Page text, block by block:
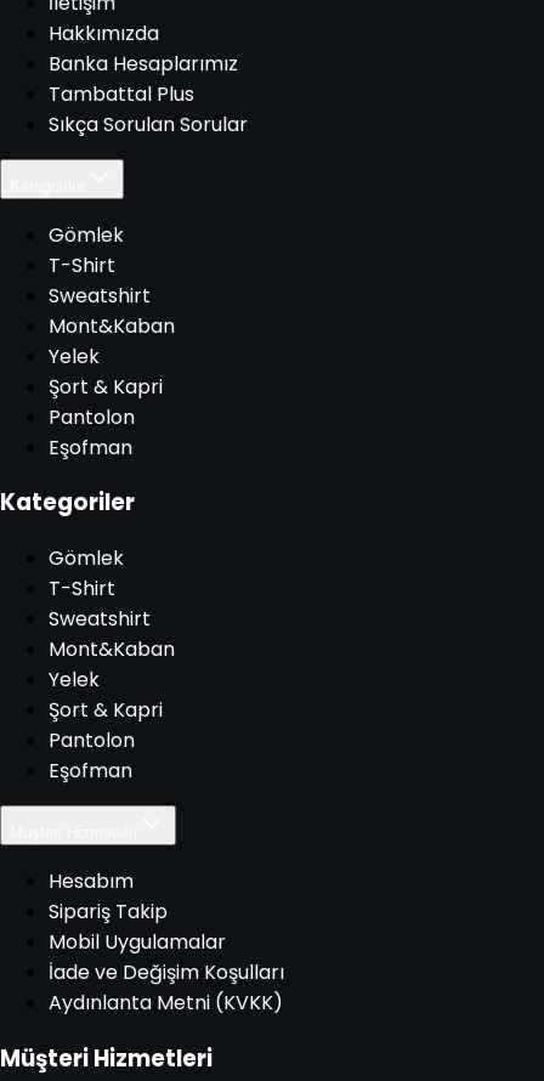
Hakkımızda
Banka Hesaplarımız
Tambattal Plus
Sıkça Sorulan Sorular
Gömlek
T-Shirt
Sweatshirt
Mont&Kaban
Yelek
Şort & Kapri
Pantolon
Eşofman
Kategoriler
Gömlek
T-Shirt
Sweatshirt
Mont&Kaban
Yelek
Şort & Kapri
Pantolon
Eşofman
Hesabım
Sipariş Takip
Mobil Uygulamalar
İade ve Değişim Koşulları
Aydınlanta Metni (KVKK)
Müşteri Hizmetleri